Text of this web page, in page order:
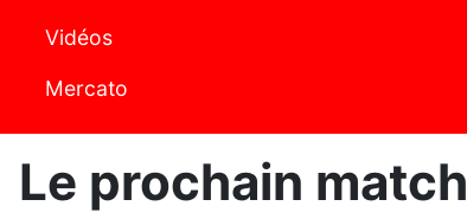
Vidéos
Mercato
Le prochain match